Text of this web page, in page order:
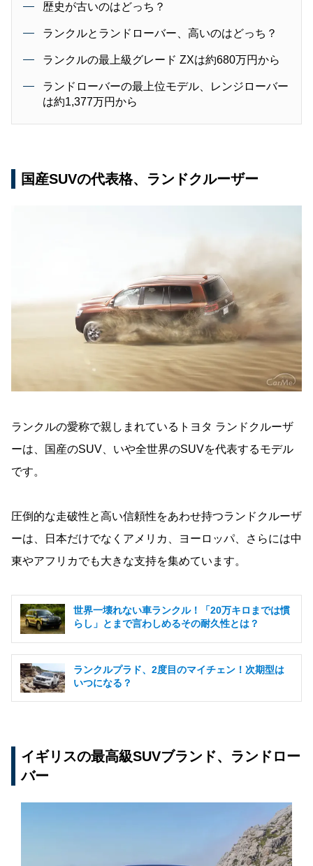
歴史が古いのはどっち？
ランクルとランドローバー、高いのはどっち？
ランクルの最上級グレード ZXは約680万円から
ランドローバーの最上位モデル、レンジローバー
は約1,377万円から
国産SUVの代表格、ランドクルーザー
ランクルの愛称で親しまれているトヨタ ランドクルーザ
ーは、国産のSUV、いや全世界のSUVを代表するモデル
です。
圧倒的な走破性と高い信頼性をあわせ持つランドクルーザ
ーは、日本だけでなくアメリカ、ヨーロッパ、さらには中
東やアフリカでも大きな支持を集めています。
世界一壊れない車ランクル！「20万キロまでは慣
らし」とまで言わしめるその耐久性とは？
ランクルプラド、2度目のマイチェン！次期型は
いつになる？
イギリスの最高級SUVブランド、ランドロー
バー